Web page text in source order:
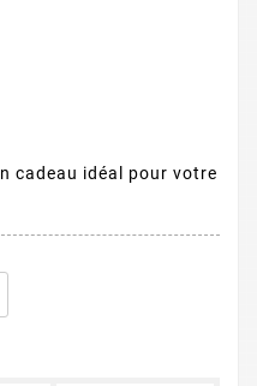
cadeau idéal pour votre